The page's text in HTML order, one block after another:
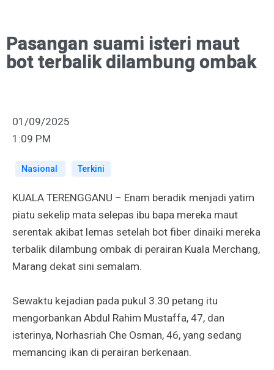
Pasangan suami isteri maut
bot terbalik dilambung ombak
01/09/2025
1:09 PM
Nasional Terkini
KUALA TERENGGANU – Enam beradik menjadi yatim
piatu sekelip mata selepas ibu bapa mereka maut
serentak akibat lemas setelah bot fiber dinaiki mereka
terbalik dilambung ombak di perairan Kuala Merchang,
Marang dekat sini semalam.
Sewaktu kejadian pada pukul 3.30 petang itu
mengorbankan Abdul Rahim Mustaffa, 47, dan
isterinya, Norhasriah Che Osman, 46, yang sedang
memancing ikan di perairan berkenaan.